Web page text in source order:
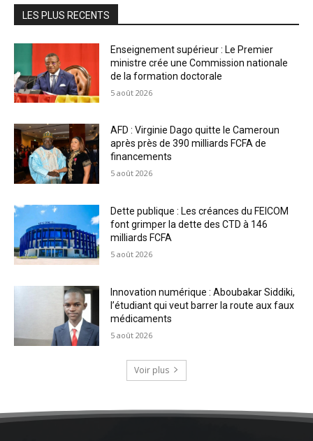
LES PLUS RECENTS
Enseignement supérieur : Le Premier
ministre crée une Commission nationale
de la formation doctorale
5 août 2026
AFD : Virginie Dago quitte le Cameroun
après près de 390 milliards FCFA de
financements
5 août 2026
Dette publique : Les créances du FEICOM
font grimper la dette des CTD à 146
milliards FCFA
5 août 2026
Innovation numérique : Aboubakar Siddiki,
l’étudiant qui veut barrer la route aux faux
médicaments
5 août 2026
Voir plus